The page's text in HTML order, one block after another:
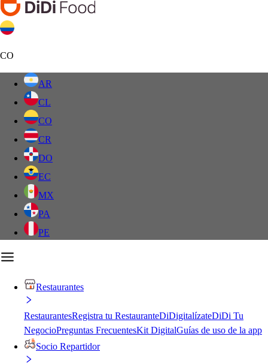
CO
AR
CL
CO
CR
DO
EC
MX
PA
PE
Restaurantes
RestaurantesRegistra tu RestauranteDiDigitalízateDiDi Tu
NegocioPreguntas FrecuentesKit DigitalGuías de uso de la app
Socio Repartidor